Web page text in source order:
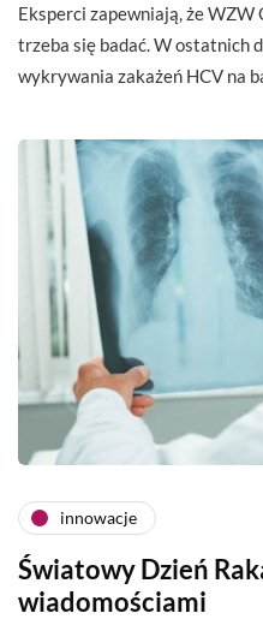
Eksperci zapewniają, że WZW
trzeba się badać. W ostatnich
wykrywania zakażeń HCV na
innowacje
Światowy Dzień
wiadomościami